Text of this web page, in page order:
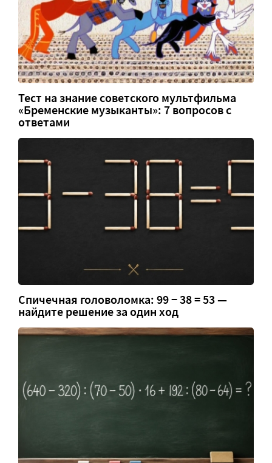
Тест на знание советского мультфильма
«Бременские музыканты»: 7 вопросов с
ответами
Спичечная головоломка: 99 − 38 = 53 —
найдите решение за один ход